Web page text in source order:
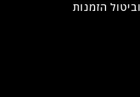
הזמנות